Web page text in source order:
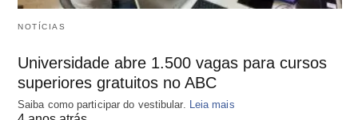
NOTÍCIAS
Universidade abre 1.500 vagas para cursos
superiores gratuitos no ABC
Saiba como participar do vestibular. Leia mais